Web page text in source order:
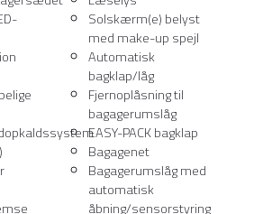
Solskærm(e) belyst
med make-up spejl
Automatisk
bagklap/låg
Fjernoplåsning til
bagagerumslåg
EASY-PACK bagklap
Bagagenet
Bagagerumslåg med
automatisk
åbning/sensorstyring